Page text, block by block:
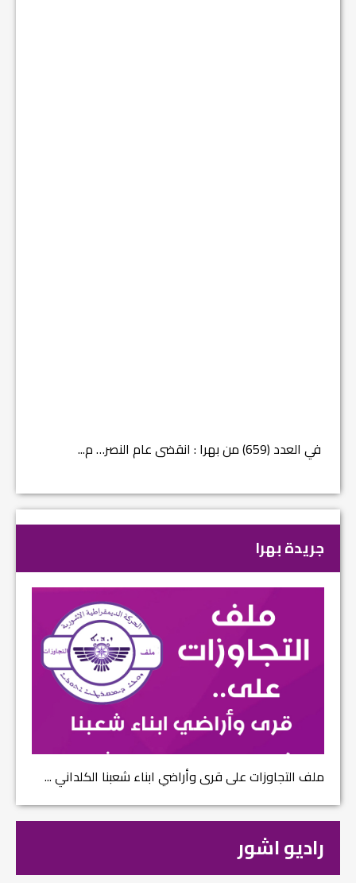
في العدد (659) من بهرا : انقضى عام النصر… م...
جريدة بهرا
ملف التجاوزات على قرى وأراضي ابناء شعبنا الكلداني ...
راديو اشور